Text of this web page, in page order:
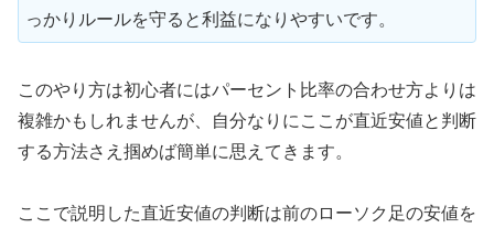
っかりルールを守ると利益になりやすいです。
このやり方は初心者にはパーセント比率の合わせ方よりは
複雑かもしれませんが、自分なりにここが直近安値と判断
する方法さえ掴めば簡単に思えてきます。
ここで説明した直近安値の判断は前のローソク足の安値を